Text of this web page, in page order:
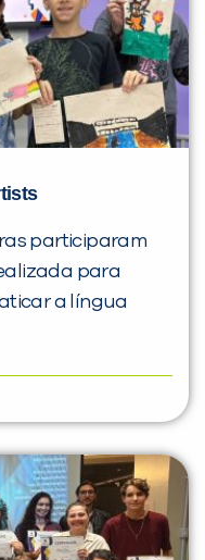
participaram
para
a língua